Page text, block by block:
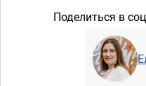
Поделиться в